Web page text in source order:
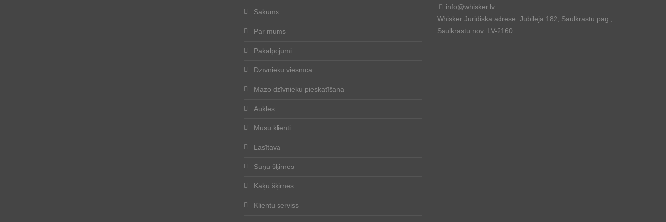
Sākums
Par mums
Pakalpojumi
Dzīvnieku viesnīca
Mazo dzīvnieku pieskatīšana
Aukles
Mūsu klienti
Lasītava
Suņu šķirnes
Kaķu šķirnes
Klientu serviss
info@whisker.lv
Whisker Juridiskā adrese: Jubileja 182, Saulkrastu pag.,
Saulkrastu nov. LV-2160